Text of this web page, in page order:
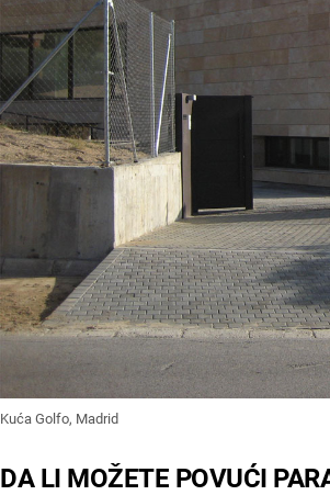
Kuća Golfo, Madrid
DA LI MOŽETE POVUĆI